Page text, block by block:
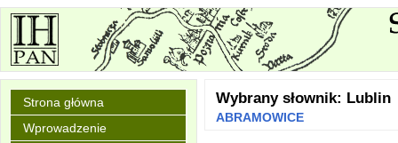
Strona główna
Wprowadzenie
Wybrany słownik: Lublin
ABRAMOWICE